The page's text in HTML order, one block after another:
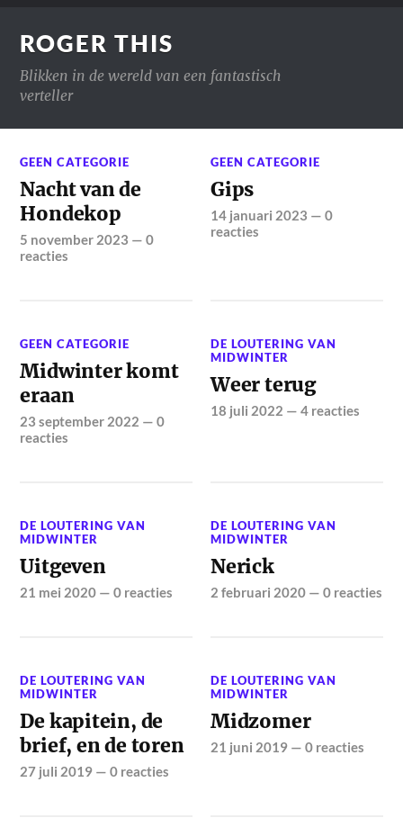
ROGER THIS
Blikken in de wereld van een fantastisch
verteller
GEEN CATEGORIE
Nacht van de
Hondekop
5 november 2023 —0
reacties
GEEN CATEGORIE
Gips
14 januari 2023 —0
reacties
GEEN CATEGORIE
Midwinter komt
eraan
23 september 2022 —0
reacties
DE LOUTERING VAN
MIDWINTER
Weer terug
18 juli 2022 —4 reacties
DE LOUTERING VAN
MIDWINTER
Uitgeven
21 mei 2020 —0 reacties
DE LOUTERING VAN
MIDWINTER
Nerick
2 februari 2020 —0 reacties
DE LOUTERING VAN
MIDWINTER
De kapitein, de
brief, en de toren
27 juli 2019 —0 reacties
DE LOUTERING VAN
MIDWINTER
Midzomer
21 juni 2019 —0 reacties